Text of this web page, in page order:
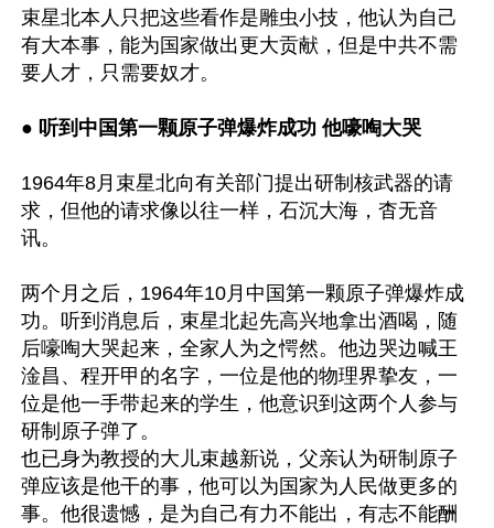
束星北本人只把这些看作是雕虫小技，他认为自己
有大本事，能为国家做出更大贡献，但是中共不需
要人才，只需要奴才。
● 听到中国第一颗原子弹爆炸成功 他嚎啕大哭
1964年8月束星北向有关部门提出研制核武器的请
求，但他的请求像以往一样，石沉大海，杳无音
讯。
两个月之后，1964年10月中国第一颗原子弹爆炸成
功。听到消息后，束星北起先高兴地拿出酒喝，随
后嚎啕大哭起来，全家人为之愕然。他边哭边喊王
淦昌、程开甲的名字，一位是他的物理界挚友，一
位是他一手带起来的学生，他意识到这两个人参与
研制原子弹了。
也已身为教授的大儿束越新说，父亲认为研制原子
弹应该是他干的事，他可以为国家为人民做更多的
事。他很遗憾，是为自己有力不能出，有志不能酬